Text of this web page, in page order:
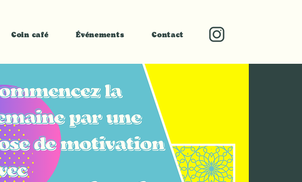
Coin café Événements Contact